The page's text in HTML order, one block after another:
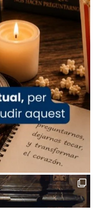
news/2026-
papa-viaje-
ens
de Tortosa, ha
la missa de Les